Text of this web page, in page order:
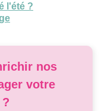
l'été ?
nos
votre